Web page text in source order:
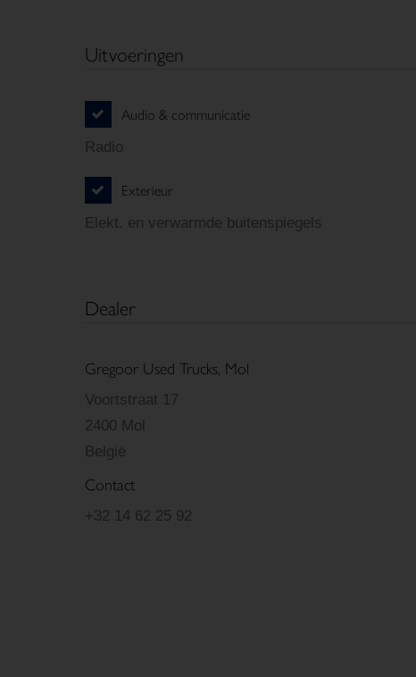
Uitvoeringen
Audio & communicatie
Radio
Exterieur
Elekt. en verwarmde buitenspiegels
Dealer
Gregoor Used Trucks, Mol
Voortstraat 17
2400 Mol
België
Contact
+32 14 62 25 92